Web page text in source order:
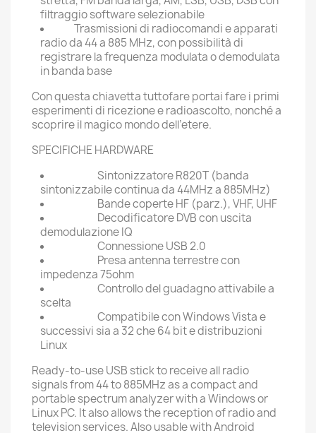
filtraggio software selezionabile
Trasmissioni di radiocomandi e apparati
radio da 44 a 885 MHz, con possibilità di
registrare la frequenza modulata o demodulata
in banda base
Con questa chiavetta tuttofare portai fare i primi
esperimenti di ricezione e radioascolto, nonché a
scoprire il magico mondo dell’etere.
SPECIFICHE HARDWARE
Sintonizzatore R820T (banda
sintonizzabile continua da 44MHz a 885MHz)
Bande coperte HF (parz.), VHF, UHF
Decodificatore DVB con uscita
demodulazione IQ
Connessione USB 2.0
Presa antenna terrestre con
impedenza 75ohm
Controllo del guadagno attivabile a
scelta
Compatibile con Windows Vista e
successivi sia a 32 che 64 bit e distribuzioni
Linux
Ready-to-use USB stick to receive all radio
signals from 44 to 885MHz as a compact and
portable spectrum analyzer with a Windows or
Linux PC. It also allows the reception of radio and
television services. Also usable with Android